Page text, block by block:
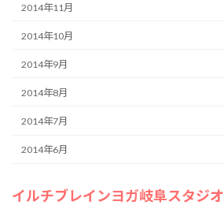
2014年11月
2014年10月
2014年9月
2014年8月
2014年7月
2014年6月
イルチブレインヨガ岐阜スタジオ